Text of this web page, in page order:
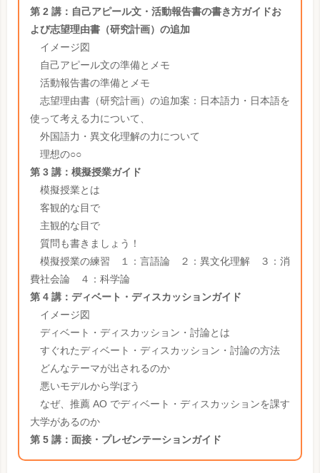
第 2 講：自己アピール文・活動報告書の書き方ガイドお
よび志望理由書（研究計画）の追加
イメージ図
自己アピール文の準備とメモ
活動報告書の準備とメモ
志望理由書（研究計画）の追加案：日本語力・日本語を
使って考える力について、
外国語力・異文化理解の力について
理想の○○
第 3 講：模擬授業ガイド
模擬授業とは
客観的な目で
主観的な目で
質問も書きましょう！
模擬授業の練習 １：言語論 ２：異文化理解 ３：消
費社会論 ４：科学論
第 4 講：ディベート・ディスカッションガイド
イメージ図
ディベート・ディスカッション・討論とは
すぐれたディベート・ディスカッション・討論の方法
どんなテーマが出されるのか
悪いモデルから学ぼう
なぜ、推薦 AO でディベート・ディスカッションを課す
大学があるのか
第 5 講：面接・プレゼンテーションガイド